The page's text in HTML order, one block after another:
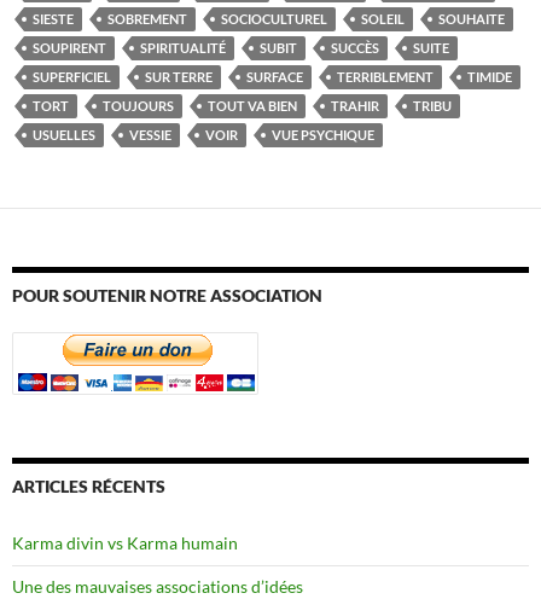
SIESTE
SOBREMENT SOCIOCULTUREL SOLEIL
SOUHAITE
SOUPIRENT
SPIRITUALITÉ SUBIT SUCCÈS
SUITE
SUPERFICIEL
SUR TERRE SURFACE TERRIBLEMENT
TIMIDE
TORT
TOUJOURS TOUT VA BIEN TRAHIR
TRIBU
USUELLES
VESSIE VOIR VUE PSYCHIQUE
POUR SOUTENIR NOTRE ASSOCIATION
ARTICLES RÉCENTS
Karma divin vs Karma humain
Une des mauvaises associations d’idées